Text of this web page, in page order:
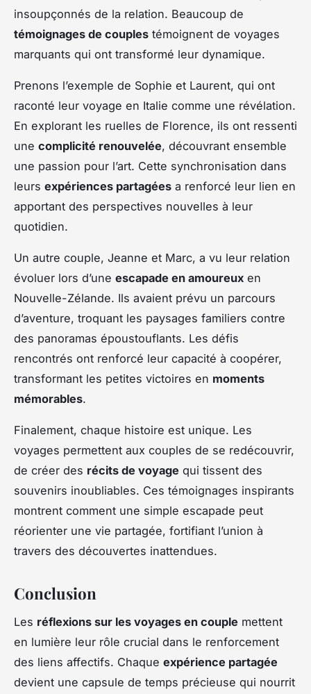
insoupçonnés de la relation. Beaucoup de
témoignages de couples témoignent de voyages
marquants qui ont transformé leur dynamique.
Prenons l’exemple de Sophie et Laurent, qui ont
raconté leur voyage en Italie comme une révélation.
En explorant les ruelles de Florence, ils ont ressenti
une complicité renouvelée, découvrant ensemble
une passion pour l’art. Cette synchronisation dans
leurs expériences partagées a renforcé leur lien en
apportant des perspectives nouvelles à leur
quotidien.
Un autre couple, Jeanne et Marc, a vu leur relation
évoluer lors d’une escapade en amoureux en
Nouvelle-Zélande. Ils avaient prévu un parcours
d’aventure, troquant les paysages familiers contre
des panoramas époustouflants. Les défis
rencontrés ont renforcé leur capacité à coopérer,
transformant les petites victoires en moments
mémorables.
Finalement, chaque histoire est unique. Les
voyages permettent aux couples de se redécouvrir,
de créer des récits de voyage qui tissent des
souvenirs inoubliables. Ces témoignages inspirants
montrent comment une simple escapade peut
réorienter une vie partagée, fortifiant l’union à
travers des découvertes inattendues.
Conclusion
Les réflexions sur les voyages en couple mettent
en lumière leur rôle crucial dans le renforcement
des liens affectifs. Chaque expérience partagée
devient une capsule de temps précieuse qui nourrit